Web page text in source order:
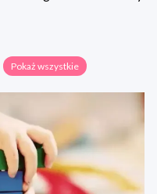
Pokaż wszystkie